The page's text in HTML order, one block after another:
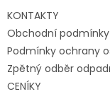
KONTAKTY
Obchodní podmínky
Podmínky ochrany
Zpětný odběr
CENÍKY